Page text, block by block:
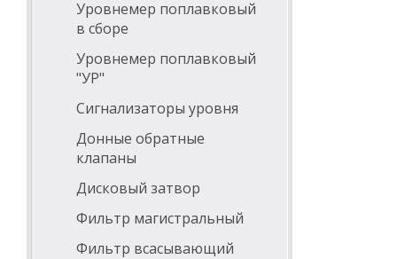
Уровнемер поплавковый
в сборе
Уровнемер поплавковый
"УР"
Сигнализаторы уровня
Донные обратные
клапаны
Дисковый затвор
Фильтр магистральный
Фильтр всасывающий